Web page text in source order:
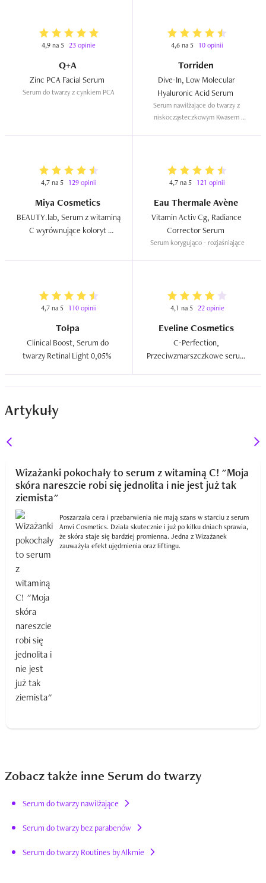
4,9 na 5 23 opinie
Q+A
Serum do twarzy z cynkiem PCA
4,6 na 5 10 opinii
Torriden
Dive-In, Low Molecular
Serum nawilżające do twarzy z
niskocząsteczkowym Kwasem
4,7 na 5 129 opinii
Miya Cosmetics
BEAUTY.lab, Serum z witaminą
C wyrównujące koloryt
4,7 na 5 121 opinii
Eau Thermale Avène
Vitamin Activ Cg, Radiance
Serum korygująco - rozjaśniające
4,7 na 5 110 opinii
Tołpa
Clinical Boost, Serum do
4,1 na 5 22 opinie
Eveline Cosmetics
C-Perfection,
Przeciwzmarszczkowe serum
Artykuły
Wizażanki pokochały to serum z witaminą C! "Moja
skóra nareszcie robi się jednolita i nie jest już tak
ziemista"
Poszarzała cera i przebarwienia nie mają szans w starciu z serum
Amvi Cosmetics. Działa skutecznie i już po kilku dniach sprawia,
że skóra staje się bardziej promienna. Jedna z Wizażanek
zauważyła efekt ujędrnienia oraz liftingu.
Zobacz także inne Serum do twarzy
Serum do twarzy nawilżające
Serum do twarzy bez parabenów
Serum do twarzy Routines by Alkmie